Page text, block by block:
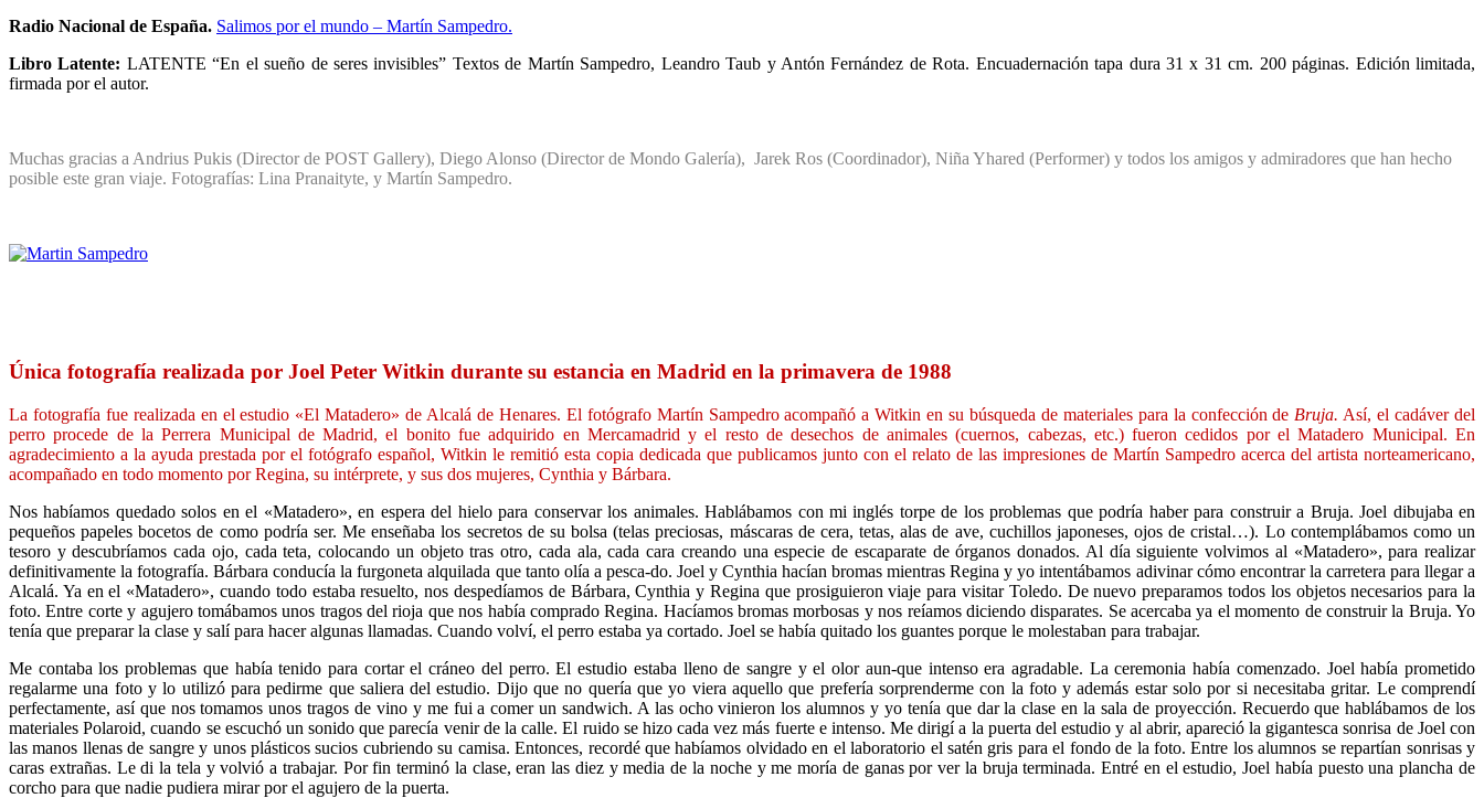
Radio Nacional de España. Salimos por el mundo – Martín Sampedro.
Libro Latente: LATENTE “En el sueño de seres invisibles” Textos de Martín Sampedro, Leandro Taub y Antón Fernández de Rota. Encuadernación tapa dura 31 x 31 cm. 200 páginas. Edición limitada,
firmada por el autor.
Muchas gracias a Andrius Pukis (Director de POST Gallery), Diego Alonso (Director de Mondo Galería), Jarek Ros (Coordinador), Niña Yhared (Performer) y todos los amigos y admiradores que han hecho
posible este gran viaje. Fotografías: Lina Pranaityte, y Martín Sampedro.
Única fotografía realizada por Joel Peter Witkin durante su estancia en Madrid en la primavera de 1988
La fotografía fue realizada en el estudio «El Matadero» de Alcalá de Henares. El fotógrafo Martín Sampedro acompañó a Witkin en su búsqueda de materiales para la confección de Bruja. Así, el cadáver del
perro procede de la Perrera Municipal de Madrid, el bonito fue adquirido en Mercamadrid y el resto de desechos de animales (cuernos, cabezas, etc.) fueron cedidos por el Matadero Municipal. En
agradecimiento a la ayuda prestada por el fotógrafo español, Witkin le remitió esta copia dedicada que publicamos junto con el relato de las impresiones de Martín Sampedro acerca del artista norteamericano,
acompañado en todo momento por Regina, su intérprete, y sus dos mujeres, Cynthia y Bárbara.
Nos habíamos quedado solos en el «Matadero», en espera del hielo para conservar los animales. Hablábamos con mi inglés torpe de los problemas que podría haber para construir a Bruja. Joel dibujaba en
pequeños papeles bocetos de como podría ser. Me enseñaba los secretos de su bolsa (telas preciosas, máscaras de cera, tetas, alas de ave, cuchillos japoneses, ojos de cristal…). Lo contemplábamos como un
tesoro y descubríamos cada ojo, cada teta, colocando un objeto tras otro, cada ala, cada cara creando una especie de escaparate de órganos donados. Al día siguiente volvimos al «Matadero», para realizar
definitivamente la fotografía. Bárbara conducía la furgoneta alquilada que tanto olía a pesca-do. Joel y Cynthia hacían bromas mientras Regina y yo intentábamos adivinar cómo encontrar la carretera para llegar a
Alcalá. Ya en el «Matadero», cuando todo estaba resuelto, nos despedíamos de Bárbara, Cynthia y Regina que prosiguieron viaje para visitar Toledo. De nuevo preparamos todos los objetos necesarios para la
foto. Entre corte y agujero tomábamos unos tragos del rioja que nos había comprado Regina. Hacíamos bromas morbosas y nos reíamos diciendo disparates. Se acercaba ya el momento de construir la Bruja. Yo
tenía que preparar la clase y salí para hacer algunas llamadas. Cuando volví, el perro estaba ya cortado. Joel se había quitado los guantes porque le molestaban para trabajar.
Me contaba los problemas que había tenido para cortar el cráneo del perro. El estudio estaba lleno de sangre y el olor aun-que intenso era agradable. La ceremonia había comenzado. Joel había prometido
regalarme una foto y lo utilizó para pedirme que saliera del estudio. Dijo que no quería que yo viera aquello que prefería sorprenderme con la foto y además estar solo por si necesitaba gritar. Le comprendí
perfectamente, así que nos tomamos unos tragos de vino y me fui a comer un sandwich. A las ocho vinieron los alumnos y yo tenía que dar la clase en la sala de proyección. Recuerdo que hablábamos de los
materiales Polaroid, cuando se escuchó un sonido que parecía venir de la calle. El ruido se hizo cada vez más fuerte e intenso. Me dirigí a la puerta del estudio y al abrir, apareció la gigantesca sonrisa de Joel con
las manos llenas de sangre y unos plásticos sucios cubriendo su camisa. Entonces, recordé que habíamos olvidado en el laboratorio el satén gris para el fondo de la foto. Entre los alumnos se repartían sonrisas y
caras extrañas. Le di la tela y volvió a trabajar. Por fin terminó la clase, eran las diez y media de la noche y me moría de ganas por ver la bruja terminada. Entré en el estudio, Joel había puesto una plancha de
corcho para que nadie pudiera mirar por el agujero de la puerta.